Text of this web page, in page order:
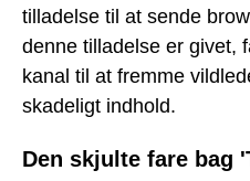
tilladelse til at sende
denne tilladelse er givet,
kanal til at fremme
skadeligt indhold.
Den skjulte fare bag